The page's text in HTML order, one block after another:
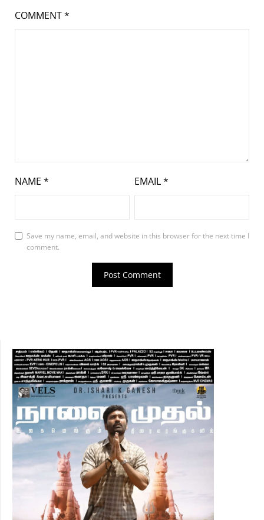
COMMENT*
NAME * EMAIL*
Save my name, email, and website in this browser for the next time I
comment.